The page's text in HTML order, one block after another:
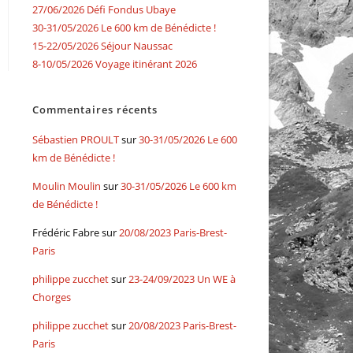
27/06/2026 Défi Fondus Ubaye
30-31/05/2026 Le 600 km de Bénédicte !
15-22/05/2026 Séjour Naussac
8-10/05/2026 Voyage itinérant 2026
Commentaires récents
Sébastien PROULTsur30-31/05/2026 Le 600
km de Bénédicte !
Moulin Moulin sur30-31/05/2026 Le 600 km
de Bénédicte !
Frédéric Fabresur20/08/2023 Paris-Brest-
Paris
philippe zucchetsur23-24/09/2023 Un WE à
Chorges
philippe zucchetsur20/08/2023 Paris-Brest-
Paris